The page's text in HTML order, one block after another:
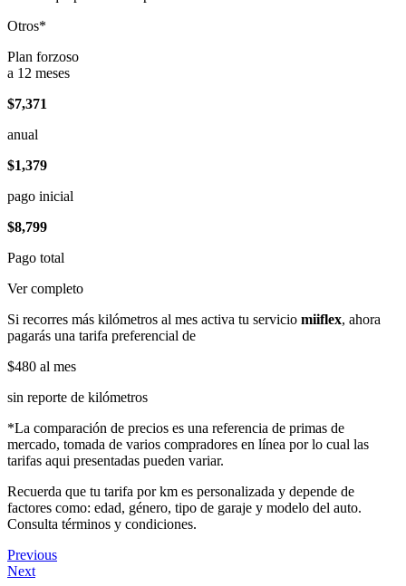
Otros*
Plan forzoso
a 12 meses
$7,371
anual
$1,379
pago inicial
$8,799
Pago total
Ver completo
Si recorres más kilómetros al mes activa tu servicio miiflex, ahora
pagarás una tarifa preferencial de
$480 al mes
sin reporte de kilómetros
*La comparación de precios es una referencia de primas de
mercado, tomada de varios compradores en línea por lo cual las
tarifas aqui presentadas pueden variar.
Recuerda que tu tarifa por km es personalizada y depende de
factores como: edad, género, tipo de garaje y modelo del auto.
Consulta términos y condiciones.
Previous
Next